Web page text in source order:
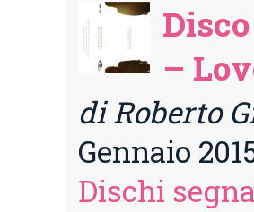
–
di Roberto
Gennaio
Dischi